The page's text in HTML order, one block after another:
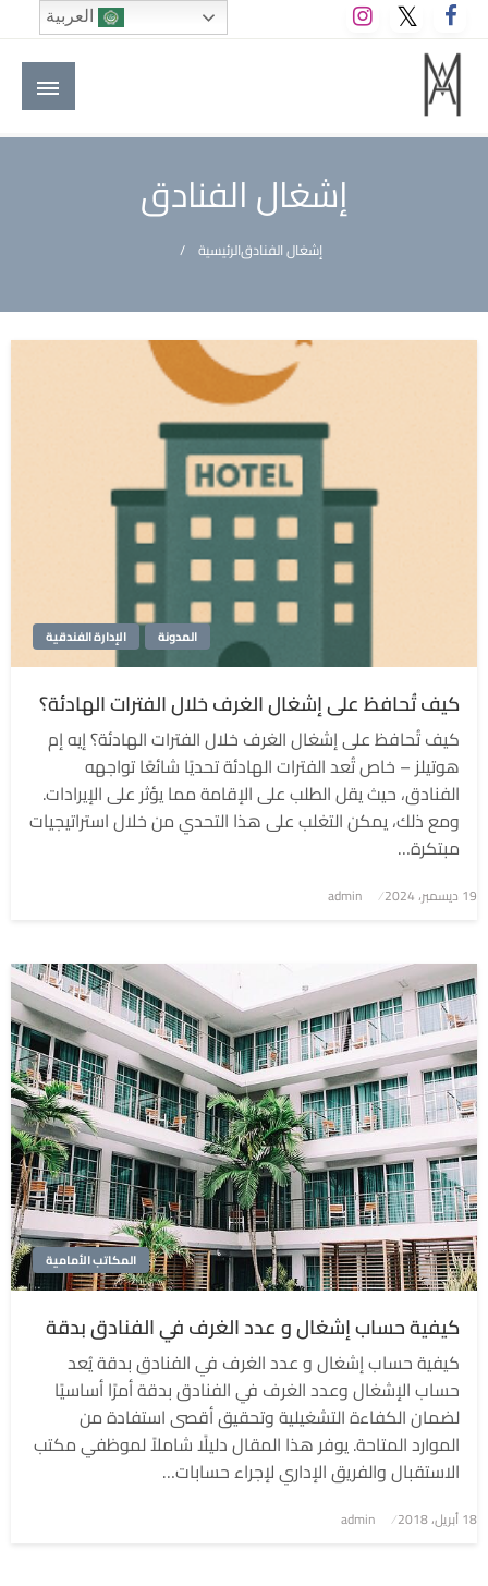
التخطي
إلى
المحتوى
M A hotels | إم ايه هوتيلز
الموقع الأول للعاملين في الفنادق في العالم العربي
إشغال الفنادق
الرئيسيةإشغال الفنادق
الإدارة الفندقية المدونة
كيف تُحافظ على إشغال الغرف خلال الفترات الهادئة؟
كيف تُحافظ على إشغال الغرف خلال الفترات الهادئة؟ إيه إم
هوتيلز – خاص تُعد الفترات الهادئة تحديًا شائعًا تواجهه
الفنادق، حيث يقل الطلب على الإقامة مما يؤثر على الإيرادات.
ومع ذلك، يمكن التغلب على هذا التحدي من خلال استراتيجيات
مبتكرة…
نُشر
19 ديسمبر، 2024 admin
المكاتب الأمامية
كيفية حساب إشغال و عدد الغرف في الفنادق بدقة
كيفية حساب إشغال و عدد الغرف في الفنادق بدقة يُعد
حساب الإشغال وعدد الغرف في الفنادق بدقة أمرًا أساسيًا
لضمان الكفاءة التشغيلية وتحقيق أقصى استفادة من
الموارد المتاحة. يوفر هذا المقال دليلًا شاملاً لموظفي مكتب
الاستقبال والفريق الإداري لإجراء حسابات…
نُشر
18 أبريل، 2018 admin
العربية